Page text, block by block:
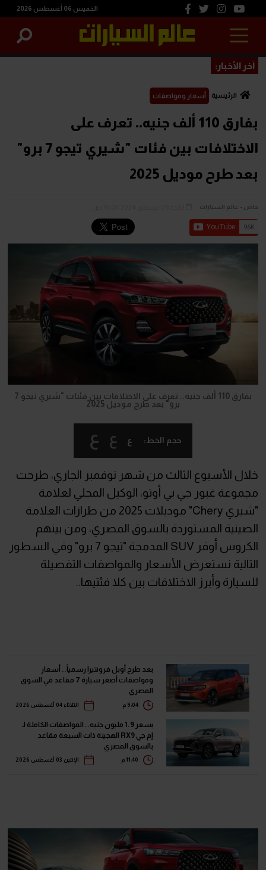
الخميس 06 أغسطس 2026
آخر الأخبار:
الرئيسية أسعار ومواصفات
بفارق 110 ألف جنيه.. تعرف على
الاختلافات بين فئات "شيري تيجو 7 برو"
بعد طرح موديل 2025
خاص - عالم السيارات
بفارق 110 ألف جنيه.. تعرف على الاختلافات بين فئتات "شيري تيجو 7
برو" بعد طرح موديل 2025
حجم الخط: ع ع ع
خلال الأسبوع الثالث من شهر نوفمبر الجاري، طرحت
مجموعة غبور جي بي أوتو، الوكيل المحلي لعلامة
"شيري Chery" موديلات 2025 من طرازات العلامة
الصينية المستوردة بالسوق المصري، ومن بينهم
الكروس أوفر SUV المدمجة "تيجو 7 برو" وفي السطور
التالية نستعرض الأسعار والمواصفات التفصيلة
للسيارة وأبرز الاختلافات بين كلا فئتيها..
بعد طرح أوبل فرونتيرا رسمياً.. أسعار
ومواصفات أصغر سيارة 7 مقاعد في السوق
المصري
9:04 م الثلاثاء 04 أغسطس 2026
بسعر 1.9 مليون جنيه.. المواصفات الكاملة لـ
إم جي RX9 الهجينة ذات السبعة مقاعد
بالسوق المصري
الإثنين 03 أغسطس 2026